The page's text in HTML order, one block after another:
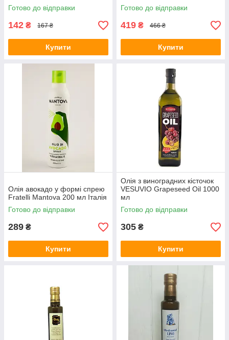
Готово до відправки
142 ₴ 167 ₴
Купити
Готово до відправки
419 ₴ 466 ₴
Купити
Олія авокадо у формі спрею
Fratelli Mantova 200 мл Італія
Готово до відправки
289 ₴
Купити
Олія з виноградних кісточок
VESUVIO Grapeseed Oil 1000
мл
Готово до відправки
305 ₴
Купити